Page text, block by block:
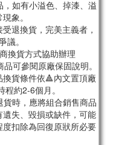
如有小溢色、掉漆、溢
象。
退換貨，完美主義者，
議。
換貨方式協助辦理
可參閱原廠保固說明。
貨條件依🔺內文置頂廠
約2-6個月。
時，應將組合銷售商品
失、毀損或缺件，可能
扣除為回復原狀所必要